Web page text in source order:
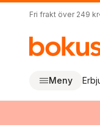
Fri frakt över 249 kr
Meny